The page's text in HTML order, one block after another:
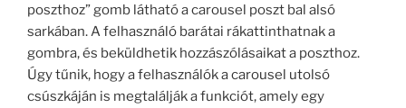
poszthoz” gomb látható a carousel poszt bal alsó
sarkában. A felhasználó barátai rákattinthatnak a
gombra, és beküldhetik hozzászólásaikat a poszthoz.
Úgy tűnik, hogy a felhasználók a carousel utolsó
csúszkáján is megtalálják a funkciót, amely egy